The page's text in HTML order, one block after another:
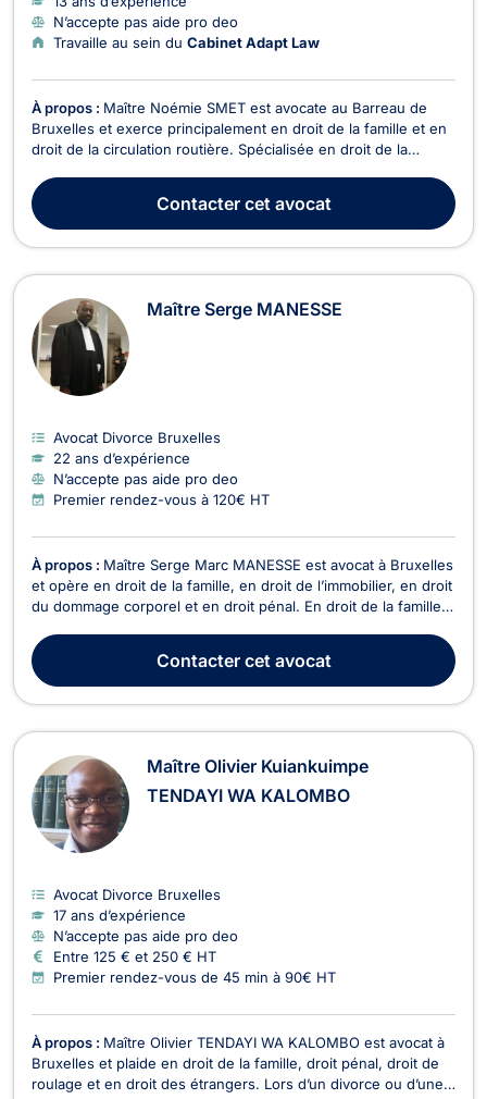
N’accepte pas aide pro deo
Travaille au sein du Cabinet Adapt Law
À propos : Maître Noémie SMET est avocate au Barreau de
Bruxelles et exerce principalement en droit de la famille et en
droit de la circulation routière. Spécialisée en droit de la
affaires relatives au divorce, à la séparation ainsi que leurs
conséquences et aspects patrimo...
Contactercet avocat
Maître Serge MANESSE
Avocat Divorce Bruxelles
22 ans d’expérience
N’accepte pas aide pro deo
Premier rendez-vous à 120€ HT
À propos : Maître Serge Marc MANESSE est avocat à Bruxelles
et opère en droit de la famille, en droit de l’immobilier, en droit
du dommage corporel et en droit pénal. En droit de la famille,
divorce à l’amiable ou contentieux. Il traite également les
dossiers relatifs à l’indivisio...
Contactercet avocat
Maître Olivier Kuiankuimpe
TENDAYI WA KALOMBO
Avocat Divorce Bruxelles
17 ans d’expérience
N’accepte pas aide pro deo
Entre 125 € et 250 € HT
Premier rendez-vous de 45 min à 90€ HT
À propos : Maître Olivier TENDAYI WA KALOMBO est avocat à
Bruxelles et plaide en droit de la famille, droit pénal, droit de
roulage et en droit des étrangers. Lors d’un divorce ou d’une